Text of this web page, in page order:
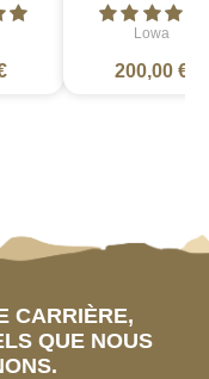
Lowa
200,00 €
CARRIÈRE,
QUE NOUS